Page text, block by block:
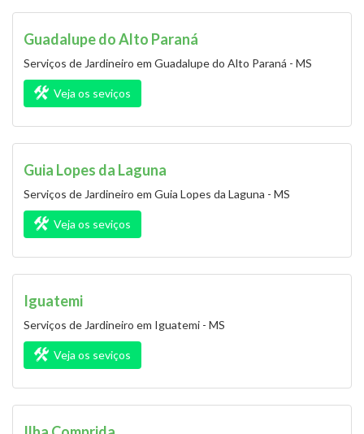
Guadalupe do Alto Paraná
Serviços de Jardineiro em Guadalupe do Alto Paraná - MS
Veja os seviços
Guia Lopes da Laguna
Serviços de Jardineiro em Guia Lopes da Laguna - MS
Veja os seviços
Iguatemi
Serviços de Jardineiro em Iguatemi - MS
Veja os seviços